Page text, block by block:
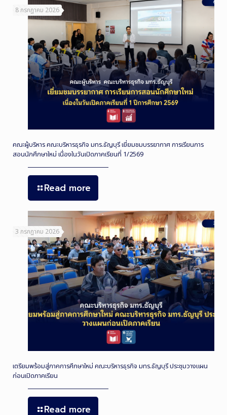
8 กรกฎาคม 2026
คณะผู้บริหาร คณะบริหารธุรกิจ มทร.ธัญบุรี เยี่ยมชมบรรยากาศ การเรียนการ
สอนนักศึกษาใหม่ เนื่องในวันเปิดภาคเรียนที่ 1/2569
Read more
3 กรกฎาคม 2026
เตรียมพร้อมสู่ภาคการศึกษาใหม่ คณะบริหารธุรกิจ มทร.ธัญบุรี ประชุมวางแผน
ก่อนเปิดภาคเรียน
Read more